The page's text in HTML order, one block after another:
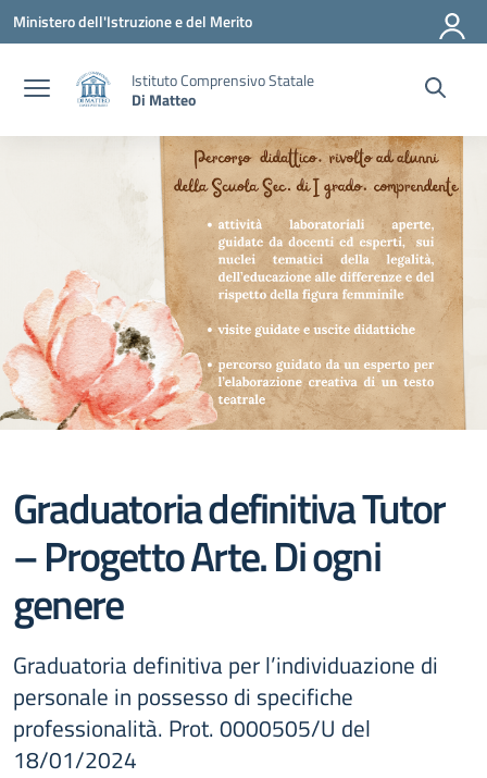
Vai ai contenuti
Vai al menu di navigazione
Vai al footer
Ministero dell'Istruzione e del Merito
Istituto Comprensivo Statale
Di Matteo
Graduatoria definitiva Tutor
– Progetto Arte. Di ogni
genere
Graduatoria definitiva per l’individuazione di
personale in possesso di specifiche
professionalità. Prot. 0000505/U del
18/01/2024